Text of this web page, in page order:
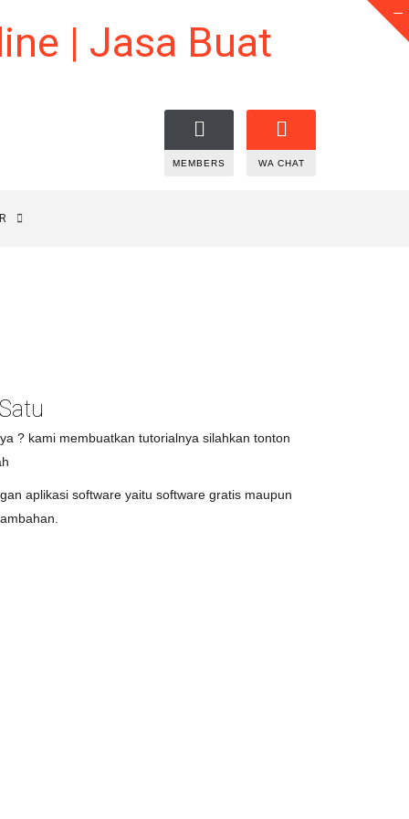
MEMBERS WA CHAT
? kami membuatkan tutorialnya silahkan tonton
aplikasi software yaitu software gratis maupun